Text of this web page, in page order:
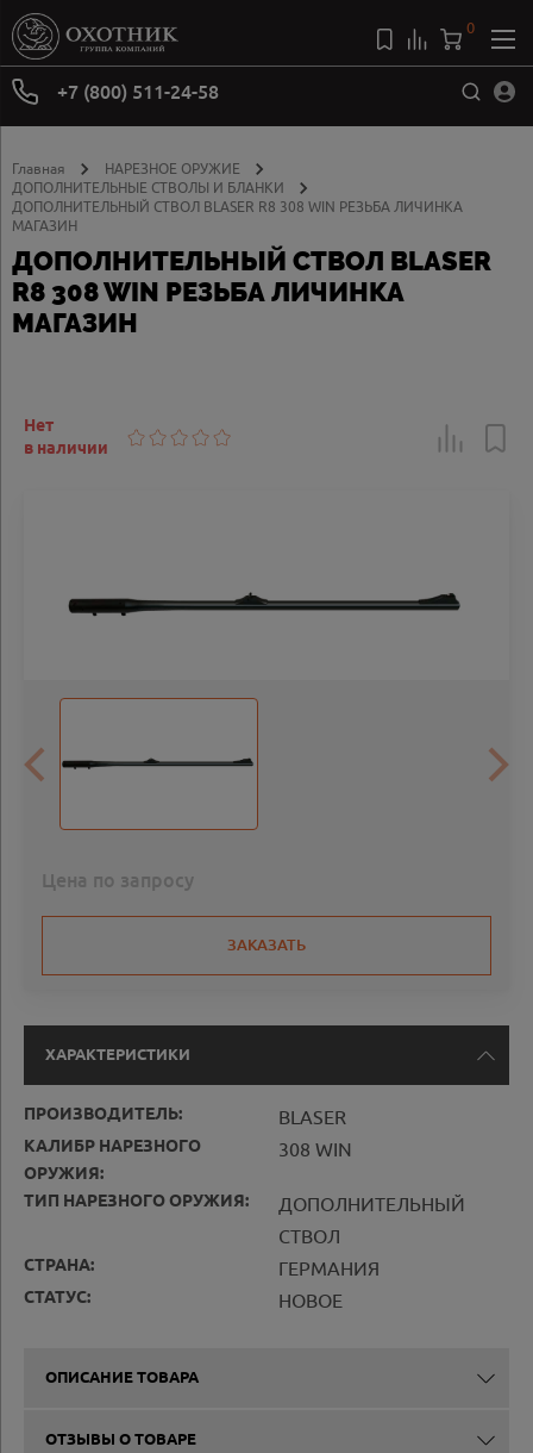
+7 (800) 511-24-58
0
Главная
НАРЕЗНОЕ ОРУЖИЕ
ДОПОЛНИТЕЛЬНЫЕ СТВОЛЫ И БЛАНКИ
ДОПОЛНИТЕЛЬНЫЙ СТВОЛ BLASER R8 308 WIN РЕЗЬБА ЛИЧИНКА
МАГАЗИН
ДОПОЛНИТЕЛЬНЫЙ СТВОЛ BLASER
R8 308 WIN РЕЗЬБА ЛИЧИНКА
МАГАЗИН
Нет
в наличии
Цена по запросу
ЗАКАЗАТЬ
ХАРАКТЕРИСТИКИ
ПРОИЗВОДИТЕЛЬ: BLASER
КАЛИБР НАРЕЗНОГО
ОРУЖИЯ:
308 WIN
ТИП НАРЕЗНОГО ОРУЖИЯ:
ДОПОЛНИТЕЛЬНЫЙ
СТВОЛ
СТРАНА: ГЕРМАНИЯ
СТАТУС: НОВОЕ
ОПИСАНИЕ ТОВАРА
ОТЗЫВЫ О ТОВАРЕ